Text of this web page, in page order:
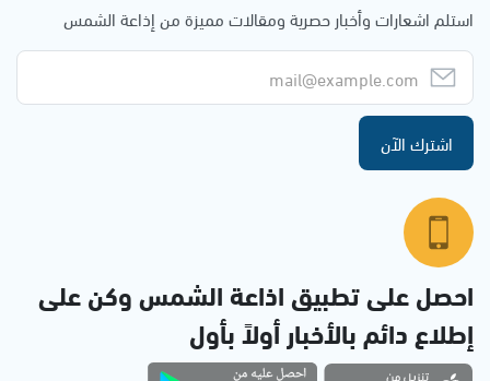
استلم اشعارات وأخبار حصرية ومقالات مميزة من إذاعة الشمس
اشترك الآن
احصل على تطبيق اذاعة الشمس وكن على
إطلاع دائم بالأخبار أولاً بأول